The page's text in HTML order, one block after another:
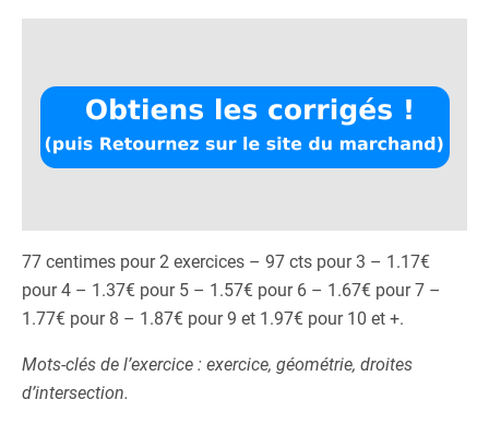
77 centimes pour 2 exercices – 97 cts pour 3 – 1.17€
pour 4 – 1.37€ pour 5 – 1.57€ pour 6 – 1.67€ pour 7 –
1.77€ pour 8 – 1.87€ pour 9 et 1.97€ pour 10 et +.
Mots-clés de l’exercice : exercice, géométrie, droites
d’intersection.